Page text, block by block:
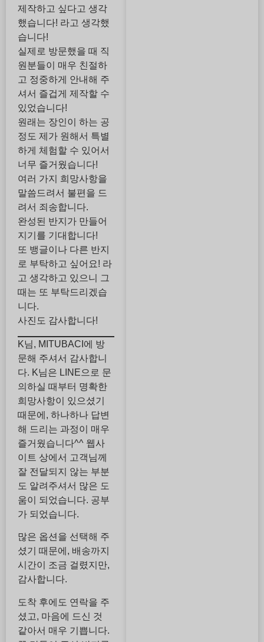
제작하고 싶다고 생각
했습니다! 라고 생각했
습니다!
실제로 방문했을 때 직
원분들이 매우 친절하
고 정중하게 안내해 주
셔서 즐겁게 제작할 수
있었습니다!
원래는 장인이 하는 공
정도 제가 원해서 특별
하게 체험할 수 있어서
너무 즐거웠습니다!
여러 가지 희망사항을
말씀드려서 불편을 드
려서 죄송합니다.
완성된 반지가 만들어
지기를 기대합니다!
또 뱅글이나 다른 반지
로 부탁하고 싶어요! 라
고 생각하고 있으니 그
때는 또 부탁드리겠습
니다.
사진도 감사합니다!
K님, MITUBACI에 방
문해 주셔서 감사합니
다. K님은 LINE으로 문
의하실 때부터 명확한
희망사항이 있으셨기
때문에, 하나하나 답변
해 드리는 과정이 매우
즐거웠습니다^^ 웹사
이트 상에서 고객님께
잘 전달되지 않는 부분
도 알려주셔서 많은 도
움이 되었습니다. 공부
가 되었습니다.
많은 옵션을 선택해 주
셨기 때문에, 배송까지
시간이 조금 걸렸지만,
감사합니다.
도착 후에도 연락을 주
셨고, 마음에 드신 것
같아서 매우 기쁩니다.